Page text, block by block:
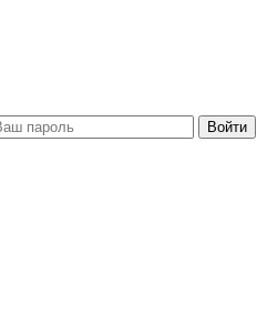
Войти